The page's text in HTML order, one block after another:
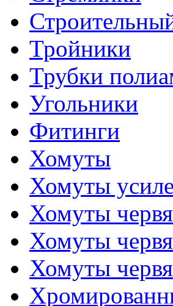
Тройники
Трубки
Угольники
Фитинги
Хомуты
Хомуты
Хомуты
Хомуты
Хомуты